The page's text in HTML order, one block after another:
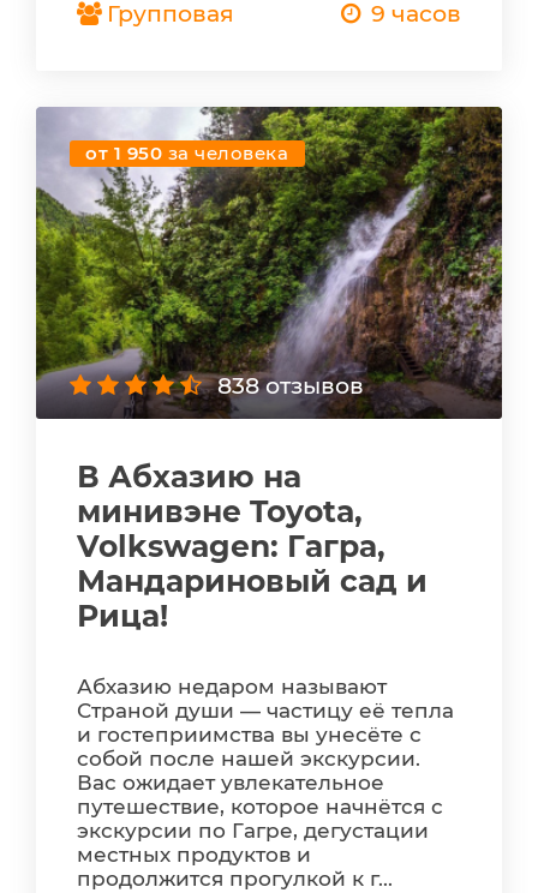
Групповая 9 часов
от 1 950 за человека
838 отзывов
В Абхазию на
минивэне Toyota,
Volkswagen: Гагра,
Мандариновый сад и
Рица!
Абхазию недаром называют
Страной души — частицу её тепла
и гостеприимства вы унесёте с
собой после нашей экскурсии.
Вас ожидает увлекательное
путешествие, которое начнётся с
экскурсии по Гагре, дегустации
местных продуктов и
продолжится прогулкой к г...